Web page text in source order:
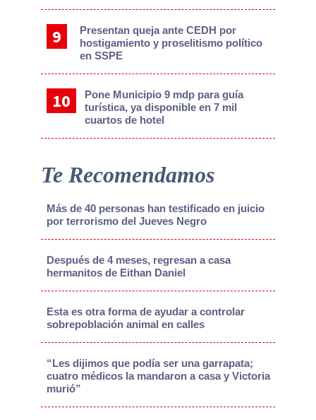
Presentan queja ante CEDH por
hostigamiento y proselitismo político
en SSPE
Pone Municipio 9 mdp para guía
turística, ya disponible en 7 mil
cuartos de hotel
Te Recomendamos
Más de 40 personas han testificado en juicio
por terrorismo del Jueves Negro
Después de 4 meses, regresan a casa
hermanitos de Eithan Daniel
Esta es otra forma de ayudar a controlar
sobrepoblación animal en calles
“Les dijimos que podía ser una garrapata;
cuatro médicos la mandaron a casa y Victoria
murió”